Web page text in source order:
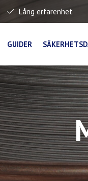
Lång erfarenhet
GUIDER